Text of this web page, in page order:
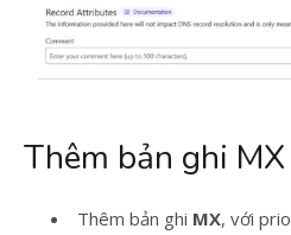
Thêm bản ghi MX
Thêm bản ghi MX, với